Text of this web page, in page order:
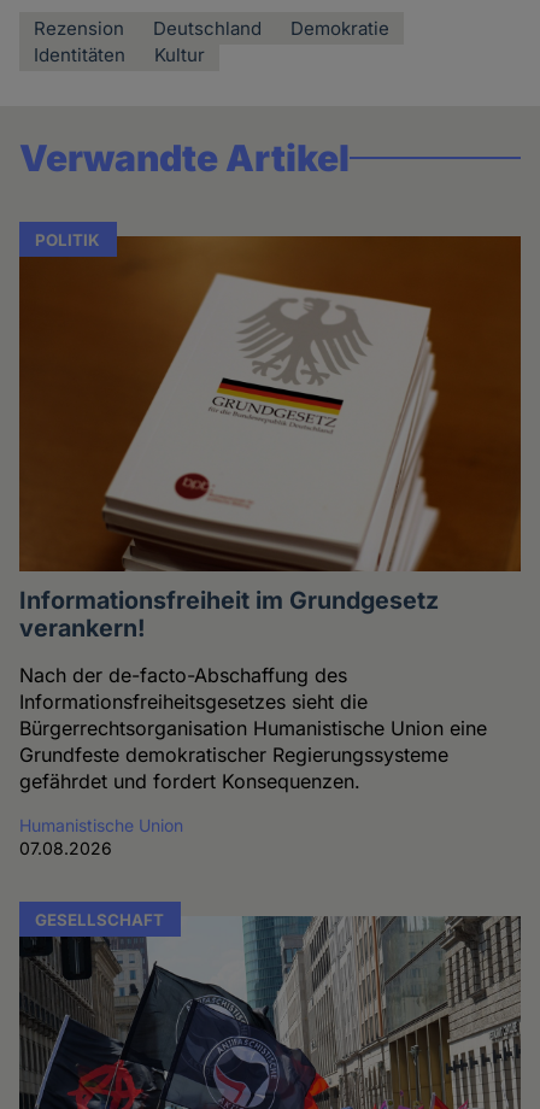
Rezension Deutschland
Demokratie
Identitäten
Kultur
Verwandte Artikel
POLITIK
Informationsfreiheit im Grundgesetz
verankern!
Nach der de-facto-Abschaffung des
Informationsfreiheitsgesetzes sieht die
Bürgerrechtsorganisation Humanistische Union eine
Grundfeste demokratischer Regierungssysteme
gefährdet und fordert Konsequenzen.
Humanistische Union
07.08.2026
GESELLSCHAFT